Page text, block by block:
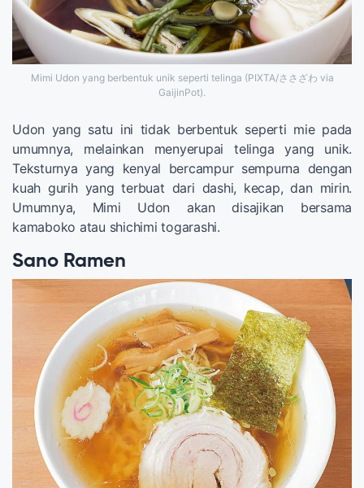
Mimi Udon yang berbentuk unik seperti telinga (PIXTA/ささざわ via
GaijinPot).
Udon yang satu ini tidak berbentuk seperti mie pada
umumnya, melainkan menyerupai telinga yang unik.
Teksturnya yang kenyal bercampur sempurna dengan
kuah gurih yang terbuat dari dashi, kecap, dan mirin.
Umumnya, Mimi Udon akan disajikan bersama
kamaboko atau shichimi togarashi.
Sano Ramen